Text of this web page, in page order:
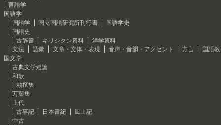
言語学
国語学
国語学
国立国語研究所刊行書
国語学史
国語史
古辞書
キリシタン資料
洋学資料
文法
語彙 文章・文体・表現 音声・音韻・アクセント 方言
国語
国文学
古典文学総論
和歌
勅撰集
万葉集
上代
古事記
日本書紀
風土記
中古